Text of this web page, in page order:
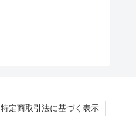
特定商取引法に基づく表示